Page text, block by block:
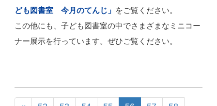
ども図書室 今月のてんじ」 をご覧ください。
この他にも、子ども図書室の中でさまざまなミニコー
ナー展示を行っています。ぜひご覧ください。